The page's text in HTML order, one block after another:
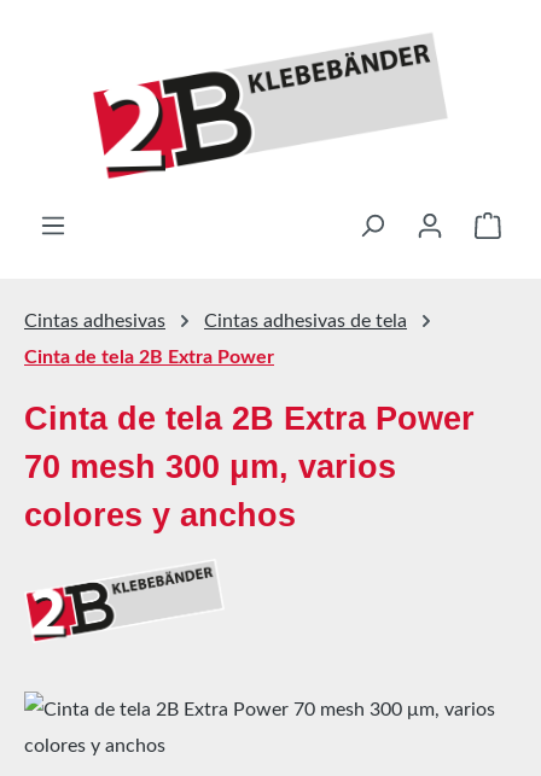
El
Cintas adhesivas
Cintas adhesivas de tela
Cinta de tela 2B Extra Power
Cinta de tela 2B Extra Power
70 mesh 300 μm, varios
colores y anchos
Omitir galería de imágenes